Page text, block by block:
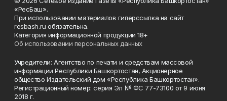
«РесБаш».
При использовании материалов гиперссылка на сайт
resbash.ru обязательна.
Категория информационной продукции 18+
Об использовании персональных данных
Учредители: Агентство по печати и средствам массовой
информации Республики Башкортостан, Акционерное
общество Издательский дом «Республика Башкортостан».
Регистрационный номер: серия Эл № ФС 77-73100 от 9 июня
2018 г.